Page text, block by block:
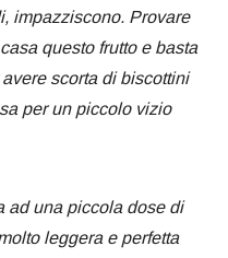
impazziscono. Provare
questo frutto e basta
scorta di biscottini
per un piccolo vizio
ad una piccola dose di
leggera e perfetta